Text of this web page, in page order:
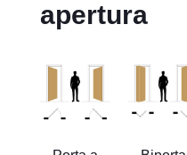
apertura